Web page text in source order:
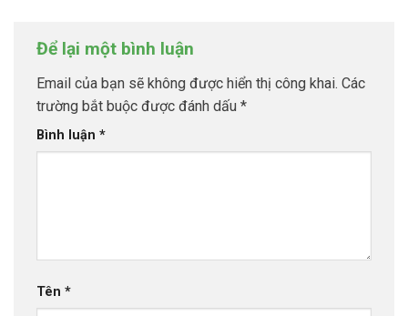
Để lại một bình luận
Email của bạn sẽ không được hiển thị công khai. Các
trường bắt buộc được đánh dấu *
Bình luận *
Tên *